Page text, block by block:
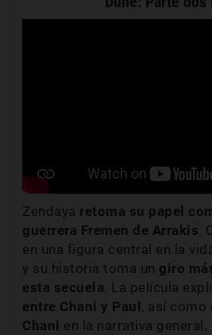
Zendaya retoma su papel
guerrera Fremen de Arrakis.
en una figura central en la
y su historia toma un giro
esta secuela. La película
entre Chani y Paul , así como
Chani en la narrativa